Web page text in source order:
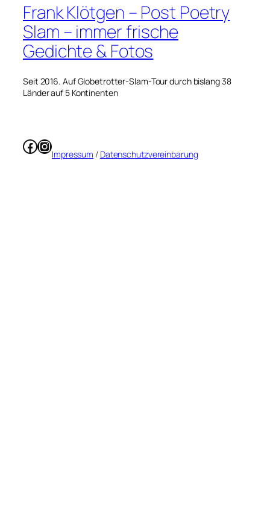
Frank Klötgen – Post Poetry
Slam – immer frische
Gedichte & Fotos
Seit 2016. Auf Globetrotter-Slam-Tour durch bislang 38
Länder auf 5 Kontinenten
Facebook
Instagram
Impressum / Datenschutzvereinbarung